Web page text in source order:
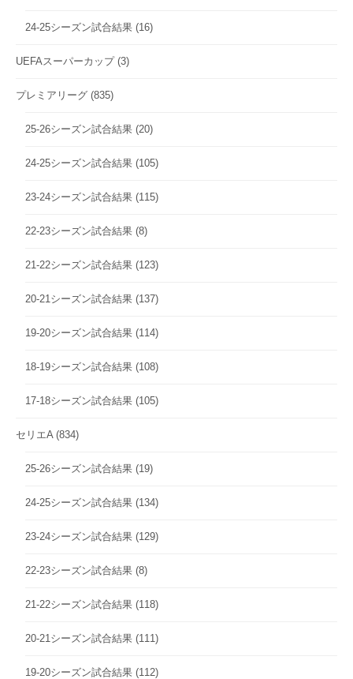
24-25シーズン試合結果 (16)
UEFAスーパーカップ(3)
プレミアリーグ (835)
25-26シーズン試合結果 (20)
24-25シーズン試合結果 (105)
23-24シーズン試合結果 (115)
22-23シーズン試合結果 (8)
21-22シーズン試合結果 (123)
20-21シーズン試合結果 (137)
19-20シーズン試合結果 (114)
18-19シーズン試合結果 (108)
17-18シーズン試合結果 (105)
セリエA (834)
25-26シーズン試合結果 (19)
24-25シーズン試合結果 (134)
23-24シーズン試合結果 (129)
22-23シーズン試合結果 (8)
21-22シーズン試合結果 (118)
20-21シーズン試合結果 (111)
19-20シーズン試合結果 (112)